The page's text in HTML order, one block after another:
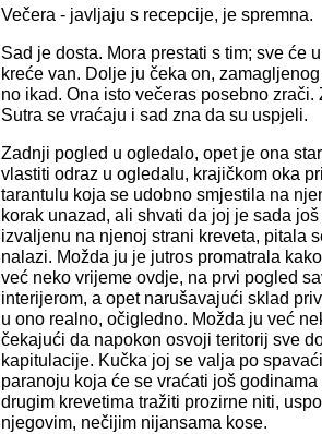
Večera - javljaju s recepcije, je spremna.
Sad je dosta. Mora prestati s tim; sve će
kreće van. Dolje ju čeka on,
no ikad. Ona isto večeras posebno
Sutra se vraćaju i sad zna da su uspjeli.
Zadnji pogled u ogledalo, opet je ona
vlastiti odraz u ogledalu, krajičkom oka
tarantulu koja se udobno smjestila na
korak unazad, ali shvati da joj je sada
izvaljenu na njenoj strani kreveta, pitala
nalazi. Možda ju je jutros promatrala
već neko vrijeme ovdje, na prvi pogled
interijerom, a opet narušavajući sklad
u ono realno, očigledno. Možda ju već
čekajući da napokon osvoji teritorij sve
kapitulacije. Kučka joj se valja po
paranoju koja će se vraćati još
drugim krevetima tražiti prozirne niti,
njegovim, nečijim nijansama kose.